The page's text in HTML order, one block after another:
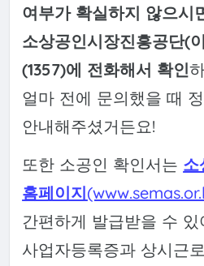
여부가 확실하지 않으시
소상공인시장진흥공단(
(1357)에 전화해서 확인
얼마 전에 문의했을 때
안내해주셨거든요!
또한 소공인 확인서는 소
홈페이지
간편하게 발급받을 수
사업자등록증과 상시근